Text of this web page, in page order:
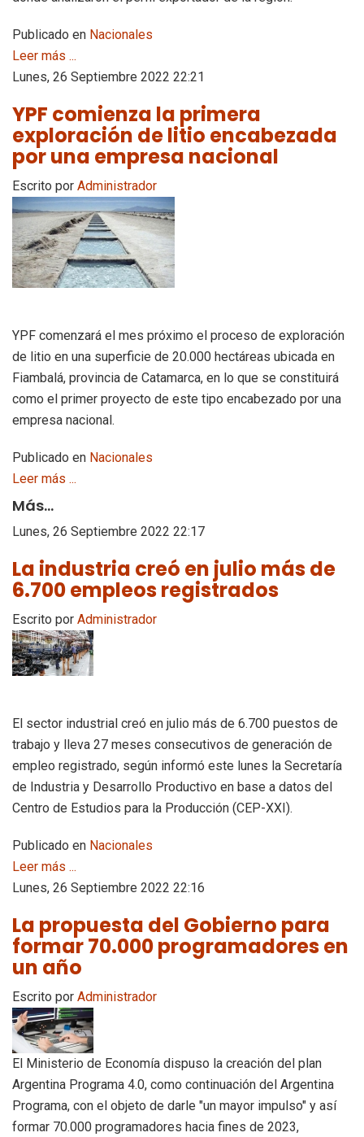
Publicado en Nacionales
Leer más ...
Lunes, 26 Septiembre 2022 22:21
YPF comienza la primera
exploración de litio encabezada
por una empresa nacional
Escrito por Administrador
YPF comenzará el mes próximo el proceso de exploración
de litio en una superficie de 20.000 hectáreas ubicada en
Fiambalá, provincia de Catamarca, en lo que se constituirá
como el primer proyecto de este tipo encabezado por una
empresa nacional.
Publicado en Nacionales
Leer más ...
Más...
Lunes, 26 Septiembre 2022 22:17
La industria creó en julio más de
6.700 empleos registrados
Escrito por Administrador
El sector industrial creó en julio más de 6.700 puestos de
trabajo y lleva 27 meses consecutivos de generación de
empleo registrado, según informó este lunes la Secretaría
de Industria y Desarrollo Productivo en base a datos del
Centro de Estudios para la Producción (CEP-XXI).
Publicado en Nacionales
Leer más ...
Lunes, 26 Septiembre 2022 22:16
La propuesta del Gobierno para
formar 70.000 programadores en
un año
Escrito por Administrador
El Ministerio de Economía dispuso la creación del plan
Argentina Programa 4.0, como continuación del Argentina
Programa, con el objeto de darle "un mayor impulso" y así
formar 70.000 programadores hacia fines de 2023,